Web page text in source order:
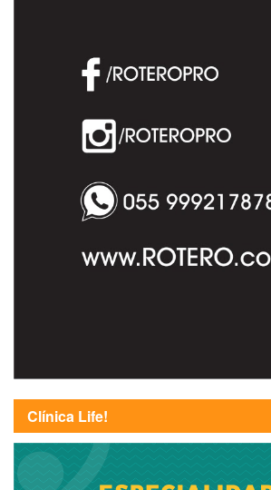
Clínica Life!